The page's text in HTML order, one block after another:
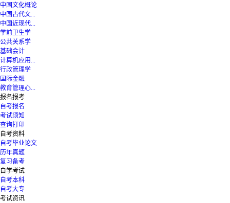
中国文化概论
中国古代文...
中国近现代...
学前卫生学
公共关系学
基础会计
计算机应用...
行政管理学
国际金融
教育管理心...
报名报考
自考报名
考试须知
查询打印
自考资料
自考毕业论文
历年真题
复习备考
自学考试
自考本科
自考大专
考试资讯